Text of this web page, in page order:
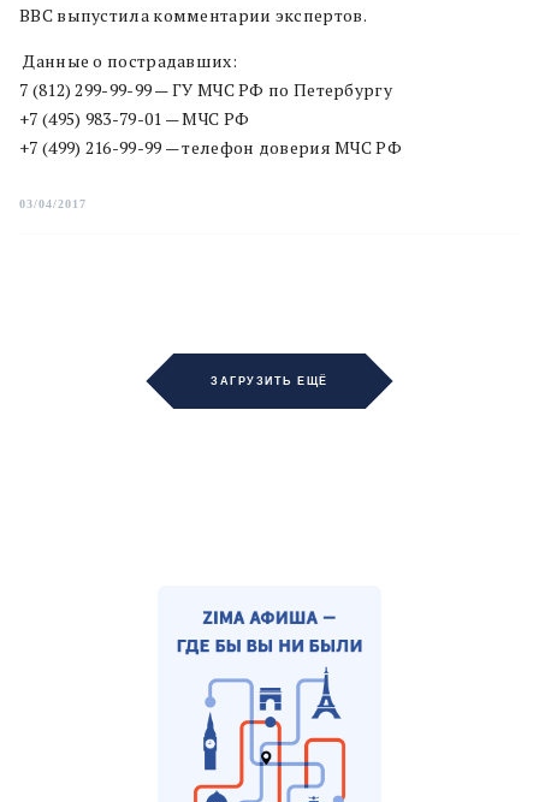
BBC выпустила комментарии экспертов.
Данные о пострадавших:
7 (812) 299-99-99 — ГУ МЧС РФ по Петербургу
+7 (495) 983-79-01 — МЧС РФ
+7 (499) 216-99-99 — телефон доверия МЧС РФ
03/04/2017
ЗАГРУЗИТЬ ЕЩЁ